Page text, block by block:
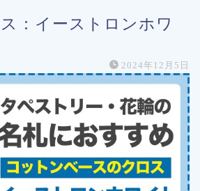
：イーストロンホワ
2024年12月5日